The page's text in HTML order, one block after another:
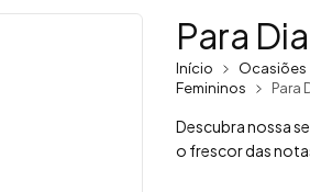
Para Dia
Início Ocasiões
Femininos
Para
Descubra nossa
o frescor das